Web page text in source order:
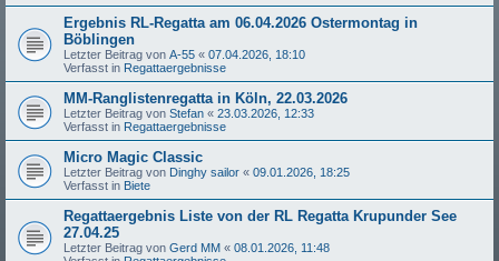
Ergebnis RL-Regatta am 06.04.2026 Ostermontag in
Böblingen
Letzter Beitrag von A-55 « 07.04.2026, 18:10
Verfasst in Regattaergebnisse
MM-Ranglistenregatta in Köln, 22.03.2026
Letzter Beitrag von Stefan « 23.03.2026, 12:33
Verfasst in Regattaergebnisse
Micro Magic Classic
Letzter Beitrag von Dinghy sailor « 09.01.2026, 18:25
Verfasst in Biete
Regattaergebnis Liste von der RL Regatta Krupunder See
27.04.25
Letzter Beitrag von Gerd MM « 08.01.2026, 11:48